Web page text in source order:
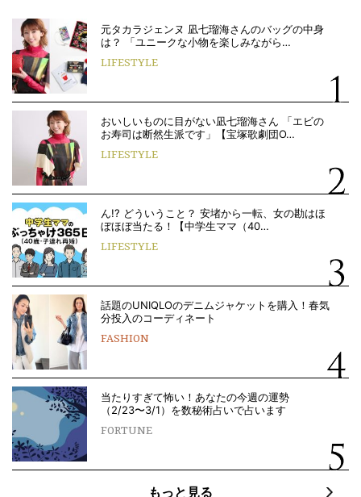
元タカラジェンヌ 凪七瑠海さんのバッグの中身
は？ 「ユニークな小物を楽しみながら…
LIFESTYLE
おいしいものに目がない凪七瑠海さん 「エビの
お寿司は断然生派です」【宝塚歌劇団O…
LIFESTYLE
ん!? どういうこと？ 安堵から一転、女の勘はほ
ぼほぼ当たる！【中学生ママ（40…
LIFESTYLE
話題のUNIQLOのデニムジャケットを購入！春気
分投入のコーディネート
FASHION
当たりすぎて怖い！あなたの今週の運勢
（2/23〜3/1）を数秘術占いで占います
FORTUNE
もっと見る